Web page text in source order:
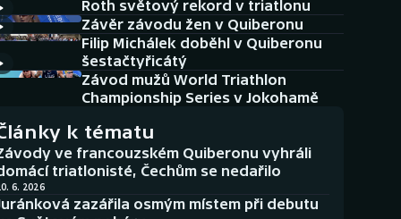
Aplikace ČT sport
AZ kvíz
Roth světový rekord v triatlonu
Závěr závodu žen v Quiberonu
Filip Michálek doběhl v Quiberonu
šestačtyřicátý
Závod mužů World Triathlon
Championship Series v Jokohamě
k tématu
ve francouzském Quiberonu vyhráli
triatlonisté, Čechům se nedařilo
6. 2026
zazářila osmým místem při debutu